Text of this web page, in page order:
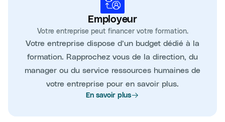
Employeur
Votre entreprise peut financer votre formation.
Votre entreprise dispose d’un budget dédié à la
formation. Rapprochez vous de la direction, du
manager ou du service ressources humaines de
votre entreprise pour en savoir plus.
En savoir plus